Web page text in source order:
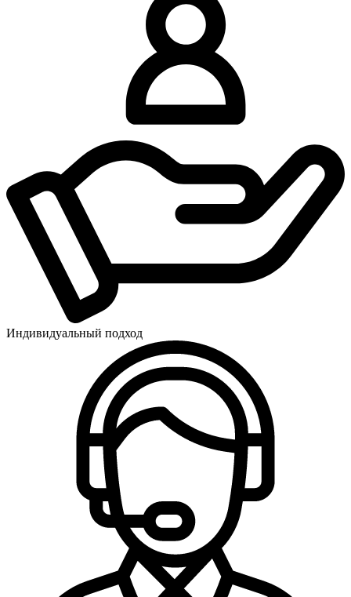
Индивидуальный подход